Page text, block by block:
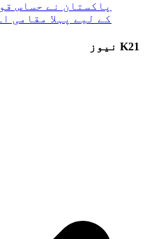
پاکستان نے حساس
کے لیے پہلا مقامی
K21 نیوز